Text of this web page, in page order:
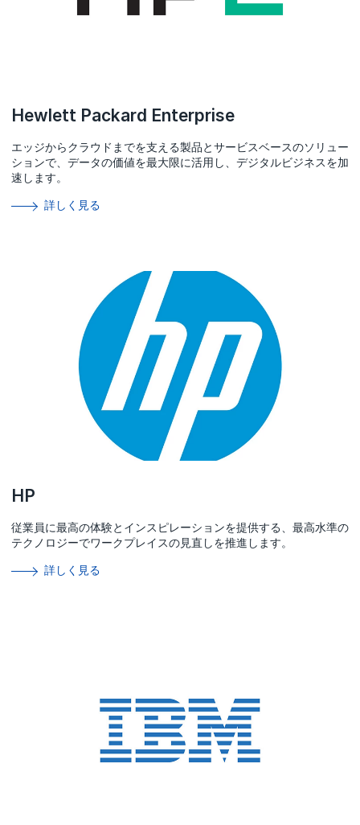
Hewlett Packard Enterprise
エッジからクラウドまでを支える製品とサービスベースのソリュー
ションで、データの価値を最大限に活用し、デジタルビジネスを加
速します。
詳しく見る
HP
従業員に最高の体験とインスピレーションを提供する、最高水準の
テクノロジーでワークプレイスの見直しを推進します。
詳しく見る